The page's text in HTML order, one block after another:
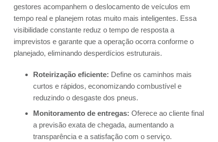
gestores acompanhem o deslocamento de veículos em
tempo real e planejem rotas muito mais inteligentes. Essa
visibilidade constante reduz o tempo de resposta a
imprevistos e garante que a operação ocorra conforme o
planejado, eliminando desperdícios estruturais.
Roteirização eficiente: Define os caminhos mais
curtos e rápidos, economizando combustível e
reduzindo o desgaste dos pneus.
Monitoramento de entregas: Oferece ao cliente final
a previsão exata de chegada, aumentando a
transparência e a satisfação com o serviço.